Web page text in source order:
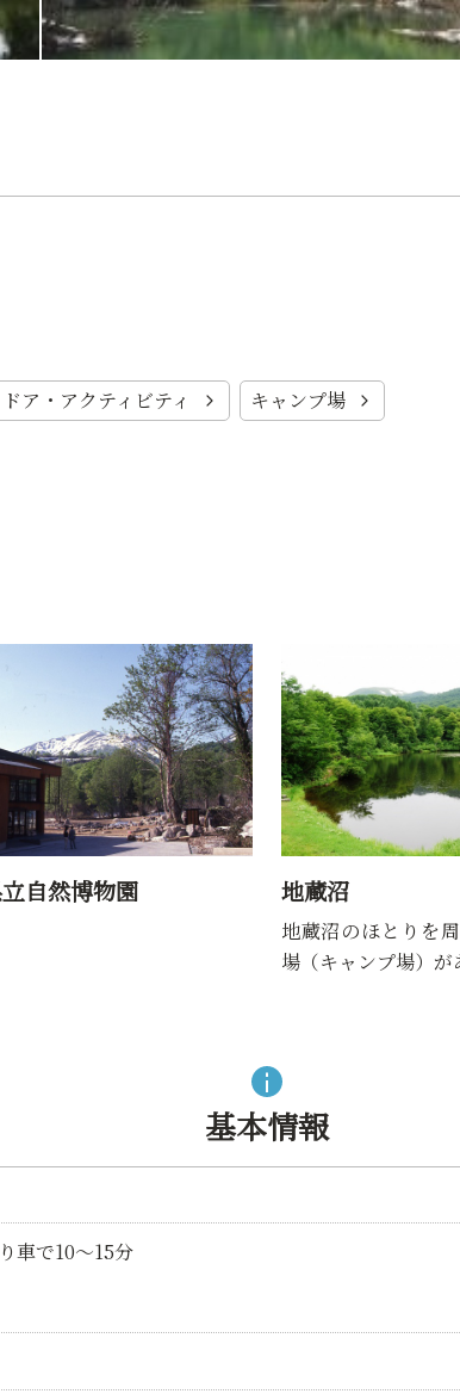
ア・アクティビティ キャンプ場
自然博物園 地蔵沼
地蔵沼のほとりを
場（キャンプ場）
基本情報
車で10～15分